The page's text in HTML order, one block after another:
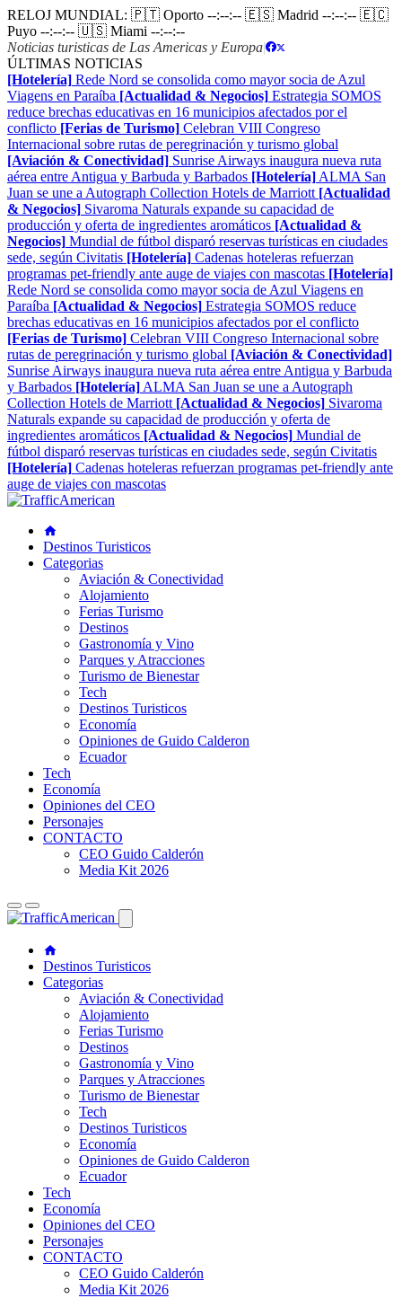
RELOJ MUNDIAL: 🇵🇹 Oporto --:--:-- 🇪🇸 Madrid --:--:-- 🇪🇨
Puyo --:--:-- 🇺🇸 Miami --:--:--
Noticias turisticas de Las Americas y Europa|
ÚLTIMAS NOTICIAS
[Hotelería] Rede Nord se consolida como mayor socia de Azul
Viagens en Paraíba [Actualidad & Negocios] Estrategia SOMOS
reduce brechas educativas en 16 municipios afectados por el
conflicto [Ferias de Turismo] Celebran VIII Congreso
Internacional sobre rutas de peregrinación y turismo global
[Aviación & Conectividad] Sunrise Airways inaugura nueva ruta
aérea entre Antigua y Barbuda y Barbados [Hotelería] ALMA San
Juan se une a Autograph Collection Hotels de Marriott [Actualidad
& Negocios] Sivaroma Naturals expande su capacidad de
producción y oferta de ingredientes aromáticos [Actualidad &
Negocios] Mundial de fútbol disparó reservas turísticas en ciudades
sede, según Civitatis [Hotelería] Cadenas hoteleras refuerzan
programas pet-friendly ante auge de viajes con mascotas [Hotelería]
Rede Nord se consolida como mayor socia de Azul Viagens en
Paraíba [Actualidad & Negocios] Estrategia SOMOS reduce
brechas educativas en 16 municipios afectados por el conflicto
[Ferias de Turismo] Celebran VIII Congreso Internacional sobre
rutas de peregrinación y turismo global [Aviación & Conectividad]
Sunrise Airways inaugura nueva ruta aérea entre Antigua y Barbuda
y Barbados [Hotelería] ALMA San Juan se une a Autograph
Collection Hotels de Marriott [Actualidad & Negocios] Sivaroma
Naturals expande su capacidad de producción y oferta de
ingredientes aromáticos [Actualidad & Negocios] Mundial de
fútbol disparó reservas turísticas en ciudades sede, según Civitatis
[Hotelería] Cadenas hoteleras refuerzan programas pet-friendly ante
auge de viajes con mascotas
Destinos Turisticos
Categorias
Aviación & Conectividad
Alojamiento
Ferias Turismo
Destinos
Gastronomía y Vino
Parques y Atracciones
Turismo de Bienestar
Tech
Destinos Turisticos
Economía
Opiniones de Guido Calderon
Ecuador
Tech
Economía
Opiniones del CEO
Personajes
CONTACTO
CEO Guido Calderón
Media Kit 2026
Destinos Turisticos
Categorias
Aviación & Conectividad
Alojamiento
Ferias Turismo
Destinos
Gastronomía y Vino
Parques y Atracciones
Turismo de Bienestar
Tech
Destinos Turisticos
Economía
Opiniones de Guido Calderon
Ecuador
Tech
Economía
Opiniones del CEO
Personajes
CONTACTO
CEO Guido Calderón
Media Kit 2026